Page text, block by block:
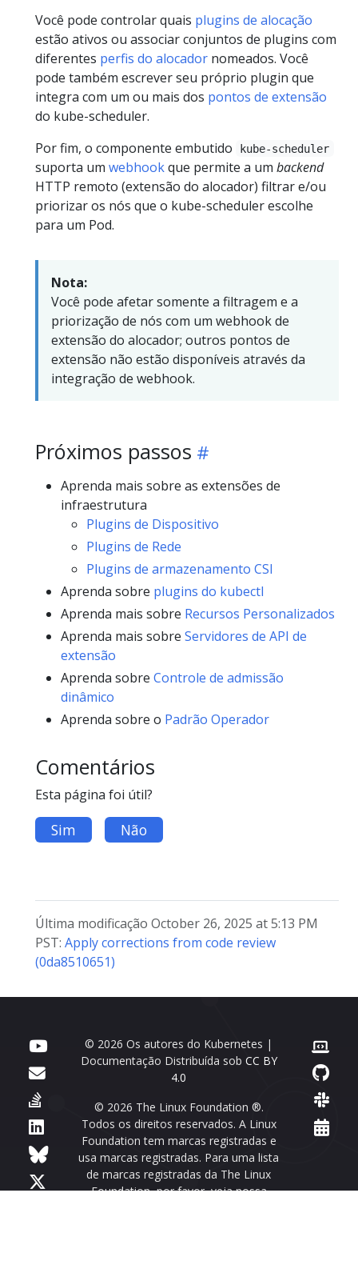
Você pode controlar quais plugins de alocação
estão ativos ou associar conjuntos de plugins com
diferentes perfis do alocador nomeados. Você
pode também escrever seu próprio plugin que
integra com um ou mais dos pontos de extensão
do kube-scheduler.
Por fim, o componente embutido
kube-scheduler
suporta um webhookque permite a um backend
HTTP remoto (extensão do alocador) filtrar e/ou
priorizar os nós que o kube-scheduler escolhe
para um Pod.
Nota:
Você pode afetar somente a filtragem e a
priorização de nós com um webhook de
extensão do alocador; outros pontos de
extensão não estão disponíveis através da
integração de webhook.
Próximos passos
Aprenda mais sobre as extensões de
infraestrutura
Plugins de Dispositivo
Plugins de Rede
Plugins de armazenamento CSI
Aprenda sobre plugins do kubectl
Aprenda mais sobre Recursos Personalizados
Aprenda mais sobre Servidores de API de
extensão
Aprenda sobre Controle de admissão
dinâmico
Aprenda sobre o Padrão Operador
Comentários
Esta página foi útil?
Sim Não
Última modificação October 26, 2025 at 5:13 PM
PST: Apply corrections from code review
(0da8510651)
© 2026 Os autores do Kubernetes |
Documentação Distribuída sob CC BY
4.0
© 2026 The Linux Foundation ®.
Todos os direitos reservados. A Linux
Foundation tem marcas registradas e
usa marcas registradas. Para uma lista
de marcas registradas da The Linux
Foundation, por favor, veja nossa